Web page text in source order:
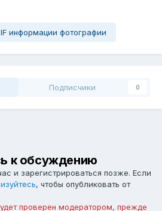
информации фотографии
Подписчики 0
к обсуждению
и зарегистрироваться позже. Если
, чтобы опубликовать от
проверен модератором, прежде